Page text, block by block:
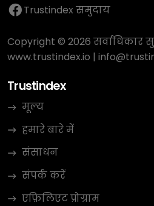
Trustindex समुदाय
Copyright © 2026 सर्वाधिकार
www.trustindex.io |
Trustindex
मूल्य
हमारे बारे में
संसाधन
संपर्क करें
एफ़िलिएट प्रोग्राम